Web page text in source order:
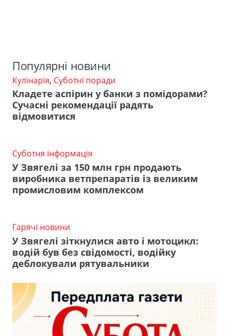
Популярні новини
Кулінарія, Суботні поради
Кладете аспірин у банки з помідорами?
Сучасні рекомендації радять
відмовитися
Суботня інформація
У Звягелі за 150 млн грн продають
виробника ветпрепаратів із великим
промисловим комплексом
Гарячі новини
У Звягелі зіткнулися авто і мотоцикл:
водій був без свідомості, водійку
деблокували рятувальники